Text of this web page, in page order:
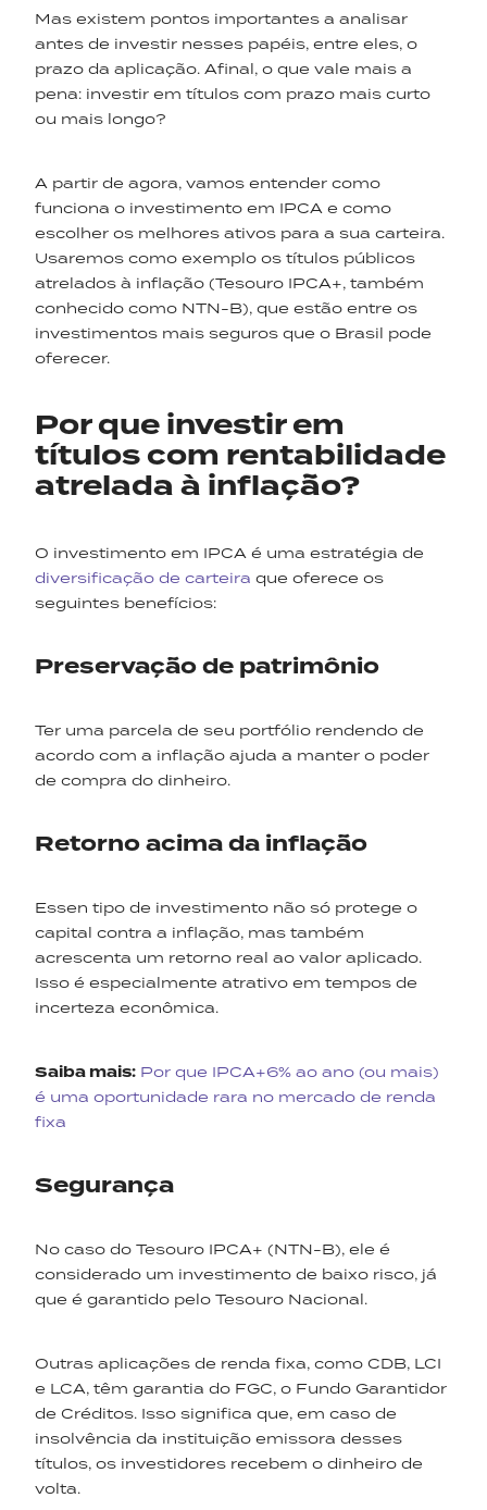
Mas existem pontos importantes a analisar
antes de investir nesses papéis, entre eles, o
prazo da aplicação. Afinal, o que vale mais a
pena: investir em títulos com prazo mais curto
ou mais longo?
A partir de agora, vamos entender como
funciona o investimento em IPCA e como
escolher os melhores ativos para a sua carteira.
Usaremos como exemplo os títulos públicos
atrelados à inflação (Tesouro IPCA+, também
conhecido como NTN-B), que estão entre os
investimentos mais seguros que o Brasil pode
oferecer.
Por que investir em
títulos com rentabilidade
atrelada à inflação?
O investimento em IPCA é uma estratégia de
diversificação de carteira que oferece os
seguintes benefícios:
Preservação de patrimônio
Ter uma parcela de seu portfólio rendendo de
acordo com a inflação ajuda a manter o poder
de compra do dinheiro.
Retorno acima da inflação
Essen tipo de investimento não só protege o
capital contra a inflação, mas também
acrescenta um retorno real ao valor aplicado.
Isso é especialmente atrativo em tempos de
incerteza econômica.
Saiba mais: Por que IPCA+6% ao ano (ou mais)
é uma oportunidade rara no mercado de renda
fixa
Segurança
No caso do Tesouro IPCA+ (NTN-B), ele é
considerado um investimento de baixo risco, já
que é garantido pelo Tesouro Nacional.
Outras aplicações de renda fixa, como CDB, LCI
e LCA, têm garantia do FGC, o Fundo Garantidor
de Créditos. Isso significa que, em caso de
insolvência da instituição emissora desses
títulos, os investidores recebem o dinheiro de
volta.